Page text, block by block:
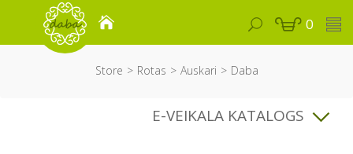
0
Store Rotas Auskari Daba
E-VEIKALA KATALOGS